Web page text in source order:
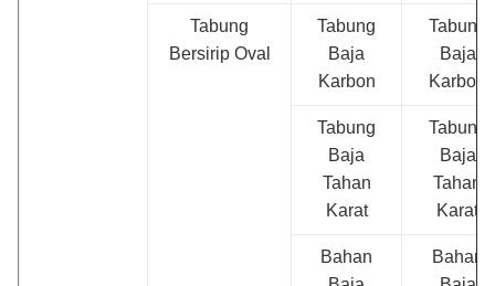
Tabung
Bersirip Oval
Tabung
Baja
Karbon
Tabung
Baja
Karbon
Tabung
Baja
Tahan
Karat
Tabung
Baja
Tahan
Karat
Bahan
Bahan